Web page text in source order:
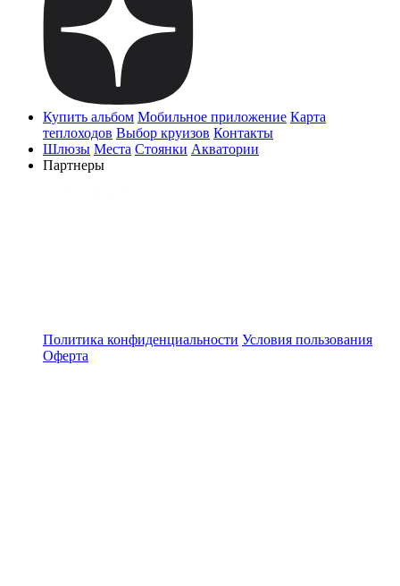
Купить альбом Мобильное приложение Карта
теплоходов Выбор круизов Контакты
Шлюзы Места Стоянки Акватории
Партнеры
Политика конфиденциальности Условия пользования
Оферта